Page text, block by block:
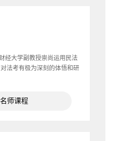
经大学副教授崇尚运用民法
法考有极为深刻的体悟和研
师课程